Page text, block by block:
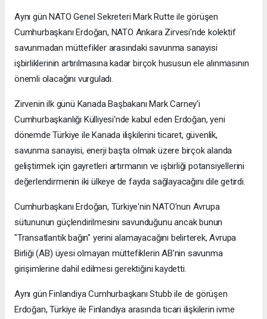
Aynı gün NATO Genel Sekreteri Mark Rutte ile görüşen
Cumhurbaşkanı Erdoğan, NATO Ankara Zirvesi'nde kolektif
savunmadan müttefikler arasındaki savunma sanayisi
işbirliklerinin artırılmasına kadar birçok hususun ele alınmasının
önemli olacağını vurguladı.
Zirvenin ilk günü Kanada Başbakanı Mark Carney'i
Cumhurbaşkanlığı Külliyesi'nde kabul eden Erdoğan, yeni
dönemde Türkiye ile Kanada ilişkilerini ticaret, güvenlik,
savunma sanayisi, enerji başta olmak üzere birçok alanda
geliştirmek için gayretleri artırmanın ve işbirliği potansiyellerini
değerlendirmenin iki ülkeye de fayda sağlayacağını dile getirdi.
Cumhurbaşkanı Erdoğan, Türkiye'nin NATO'nun Avrupa
sütununun güçlendirilmesini savunduğunu ancak bunun
"Transatlantik bağın" yerini alamayacağını belirterek, Avrupa
Birliği (AB) üyesi olmayan müttefiklerin AB'nin savunma
girişimlerine dahil edilmesi gerektiğini kaydetti.
Aynı gün Finlandiya Cumhurbaşkanı Stubb ile de görüşen
Erdoğan, Türkiye ile Finlandiya arasında ticari ilişkilerin ivme